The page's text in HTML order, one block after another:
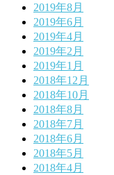
2019年8月
2019年6月
2019年4月
2019年2月
2019年1月
2018年12月
2018年10月
2018年8月
2018年7月
2018年6月
2018年5月
2018年4月